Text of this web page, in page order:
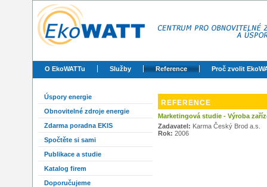
O EkoWATTu Služby Reference Proč zvolit
Úspory energie
Obnovitelné zdroje energie
Zdarma poradna EKIS
Spočtěte si sami
Publikace a studie
Katalog firem
Doporučujeme
REFERENCE
Marketingová studie - Výroba
Zadavatel: Karma Český Brod a.s.
Rok: 2006